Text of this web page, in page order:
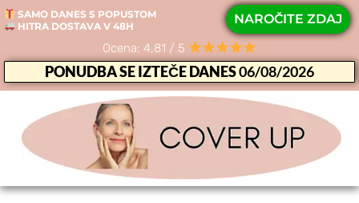
SAMO DANES S POPUSTOM
HITRA DOSTAVA V 48H
NAROČITE ZDAJ
Ocena: 4,81 / 5
PONUDBA SE IZTEČE DANES06/08/2026